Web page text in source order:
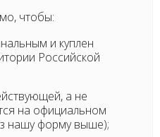
чтобы:
и куплен
Российской
а не
на официальном
нашу форму выше);